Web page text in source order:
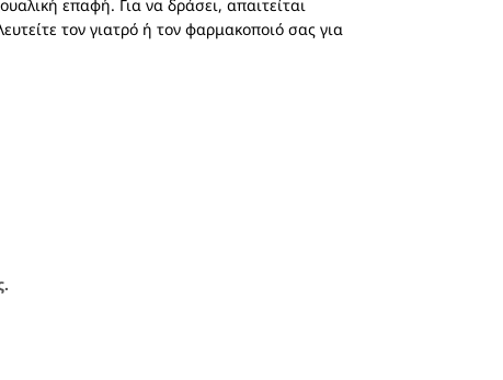
επαφή. Για να δράσει, απαιτείται
τον γιατρό ή τον φαρμακοποιό σας για